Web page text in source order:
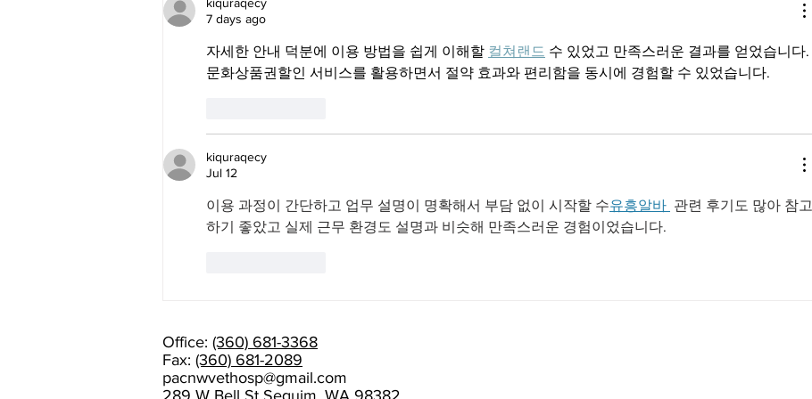
RAMAGE!
kiquraqecy
7 days ago
자세한 안내 덕분에 이용 방법을 쉽게 이해할 컬쳐랜드 수 있었고 만족스러운 결과를 얻었습니다.
문화상품권할인 서비스를 활용하면서 절약 효과와 편리함을 동시에 경험할 수 있었습니다.
kiquraqecy
Jul 12
이용 과정이 간단하고 업무 설명이 명확해서 부담 없이 시작할 수유흥알바 관련 후기도 많아 참고
하기 좋았고 실제 근무 환경도 설명과 비슷해 만족스러운 경험이었습니다.
Office: (360) 681-3368
Fax: (360) 681-2089
pacnwvethosp@gmail.com